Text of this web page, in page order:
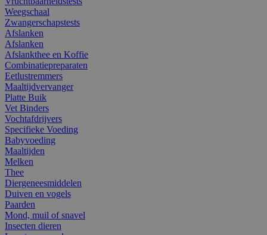
Weegschaal
Zwangerschapstests
Afslanken
Afslanken
Afslankthee en Koffie
Combinatiepreparaten
Eetlustremmers
Maaltijdvervanger
Platte Buik
Vet Binders
Vochtafdrijvers
Specifieke Voeding
Babyvoeding
Maaltijden
Melken
Thee
Diergeneesmiddelen
Duiven en vogels
Paarden
Mond, muil of snavel
Insecten dieren